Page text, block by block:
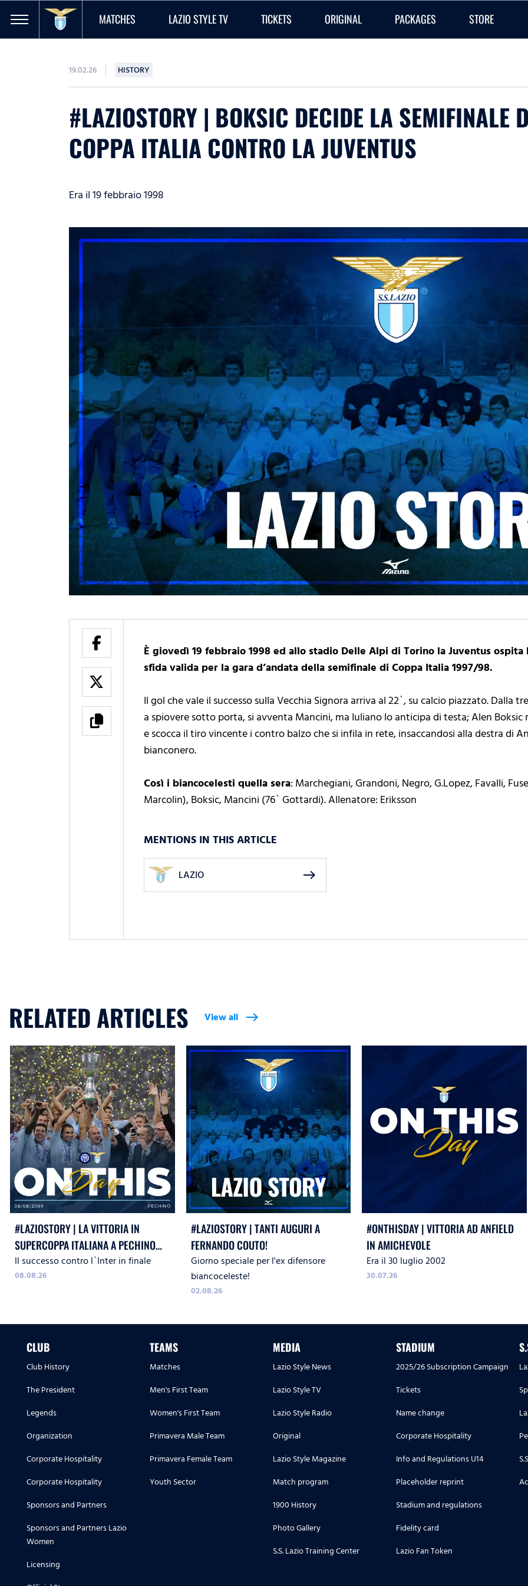
MATCHES LAZIO STYLE TV TICKETS ORIGINAL PACKAGES STORE
19.02.26 HISTORY
#LAZIOSTORY | BOKSIC DECIDE LA SEMIFINALE
COPPA ITALIA CONTRO LA JUVENTUS
Era il 19 febbraio 1998
È giovedì 19 febbraio 1998 ed allo stadio Delle Alpi di Torino la Juventus
sfida valida per la gara d’andata della semifinale di Coppa Italia 1997/98.
Il gol che vale il successo sulla Vecchia Signora arriva al 22`, su calcio piazzato.
a spiovere sotto porta, si avventa Mancini, ma Iuliano lo anticipa di testa; Alen
e scocca il tiro vincente i contro balzo che si infila in rete, insaccandosi alla destra di
bianconero.
Così i biancocelesti quella sera: Marchegiani, Grandoni, Negro, G.Lopez, Favalli,
Marcolin), Boksic, Mancini (76` Gottardi). Allenatore: Eriksson
MENTIONS IN THIS ARTICLE
LAZIO east
RELATED ARTICLES View all east
#LAZIOSTORY | LA VITTORIA IN
SUPERCOPPA ITALIANA A PECHINO
CONTRO L`INTER
Il successo contro l`Inter in finale
08.08.26
#LAZIOSTORY | TANTI AUGURI A
FERNANDO COUTO!
Giorno speciale per l'ex difensore
biancoceleste!
02.08.26
#ONTHISDAY | VITTORIA AD ANFIELD
IN AMICHEVOLE
Era il 30 luglio 2002
30.07.26
CLUB
Club History
The President
Legends
Organization
Corporate Hospitality
Corporate Hospitality
Sponsors and Partners
Sponsors and Partners Lazio
Women
Licensing
TEAMS
Matches
Men's First Team
Women's First Team
Primavera Male Team
Primavera Female Team
Youth Sector
MEDIA
Lazio Style News
Lazio Style TV
Lazio Style Radio
Original
Lazio Style Magazine
Match program
1900 History
Photo Gallery
S.S. Lazio Training Center
STADIUM
2025/26 Subscription Campaign
Tickets
Name change
Corporate Hospitality
Info and Regulations U14
Placeholder reprint
Stadium and regulations
Fidelity card
Lazio Fan Token